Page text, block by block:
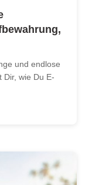
und endlose
Dir, wie Du E-